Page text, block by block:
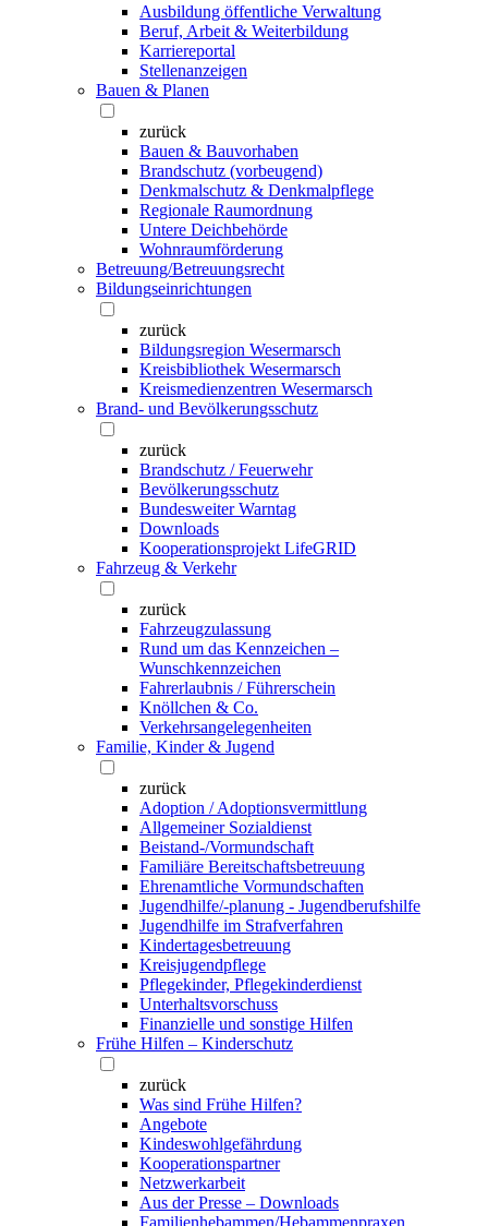
Ausbildung öffentliche Verwaltung
Beruf, Arbeit & Weiterbildung
Karriereportal
Stellenanzeigen
Bauen & Planen
zurück
Bauen & Bauvorhaben
Brandschutz (vorbeugend)
Denkmalschutz & Denkmalpflege
Regionale Raumordnung
Untere Deichbehörde
Wohnraumförderung
Betreuung/Betreuungsrecht
Bildungseinrichtungen
zurück
Bildungsregion Wesermarsch
Kreisbibliothek Wesermarsch
Kreismedienzentren Wesermarsch
Brand- und Bevölkerungsschutz
zurück
Brandschutz / Feuerwehr
Bevölkerungsschutz
Bundesweiter Warntag
Downloads
Kooperationsprojekt LifeGRID
Fahrzeug & Verkehr
zurück
Fahrzeugzulassung
Rund um das Kennzeichen –
Wunschkennzeichen
Fahrerlaubnis / Führerschein
Knöllchen & Co.
Verkehrsangelegenheiten
Familie, Kinder & Jugend
zurück
Adoption / Adoptionsvermittlung
Allgemeiner Sozialdienst
Beistand-/Vormundschaft
Familiäre Bereitschaftsbetreuung
Ehrenamtliche Vormundschaften
Jugendhilfe/-planung - Jugendberufshilfe
Jugendhilfe im Strafverfahren
Kindertagesbetreuung
Kreisjugendpflege
Pflegekinder, Pflegekinderdienst
Unterhaltsvorschuss
Finanzielle und sonstige Hilfen
Frühe Hilfen – Kinderschutz
zurück
Was sind Frühe Hilfen?
Angebote
Kindeswohlgefährdung
Kooperationspartner
Netzwerkarbeit
Aus der Presse – Downloads
Familienhebammen/Hebammenpraxen